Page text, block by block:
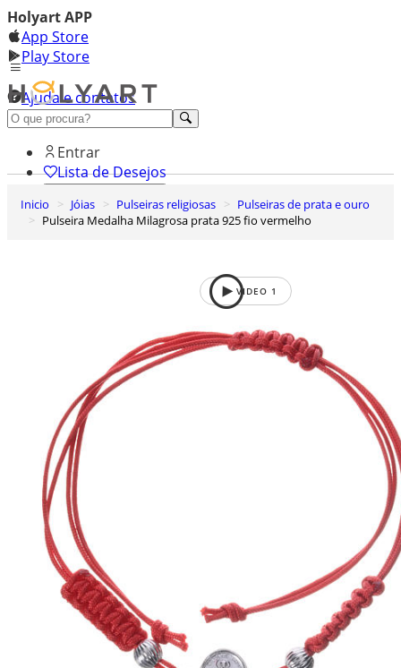
Holyart APP
App Store
Play Store
Ajuda e contatos
Conheça premium
Entrar
Lista de Desejos
0
Carrinho de Compras
Inicio Jóias Pulseiras religiosas
Pulseiras de prata e ouro
Pulseira Medalha Milagrosa prata 925 fio vermelho
VIDEO 1